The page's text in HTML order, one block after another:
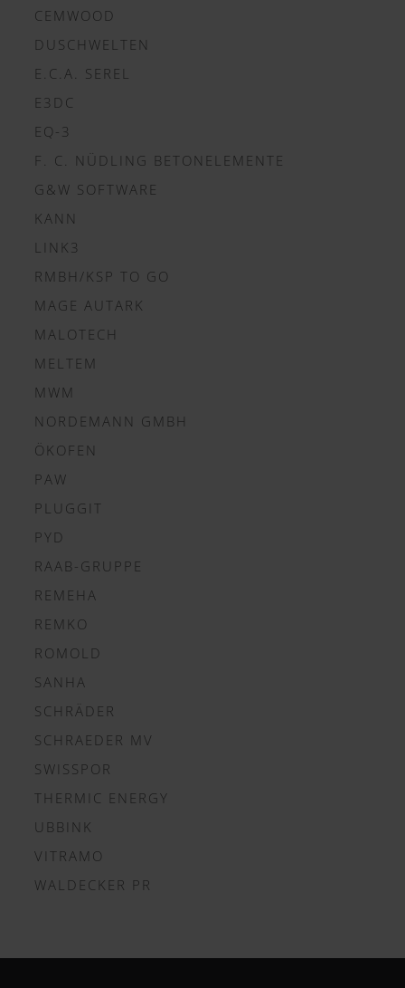
CEMWOOD
DUSCHWELTEN
E.C.A. SEREL
E3DC
EQ-3
F. C. NÜDLING BETONELEMENTE
G&W SOFTWARE
KANN
LINK3
RMBH/KSP TO GO
MAGE AUTARK
MALOTECH
MELTEM
MWM
NORDEMANN GMBH
ÖKOFEN
PAW
PLUGGIT
PYD
RAAB-GRUPPE
REMEHA
REMKO
ROMOLD
SANHA
SCHRÄDER
SCHRAEDER MV
SWISSPOR
THERMIC ENERGY
UBBINK
VITRAMO
WALDECKER PR